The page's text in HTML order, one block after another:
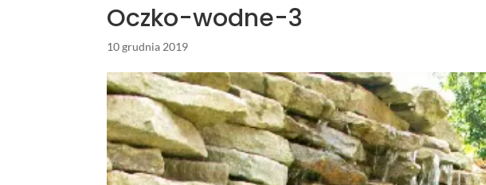
Oczko-wodne-3
10 grudnia 2019